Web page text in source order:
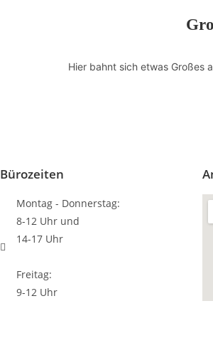
Hier bahnt sich etwas Großes
Bürozeiten
Montag - Donnerstag:
8-12 Uhr und
14-17 Uhr
Freitag:
9-12 Uhr